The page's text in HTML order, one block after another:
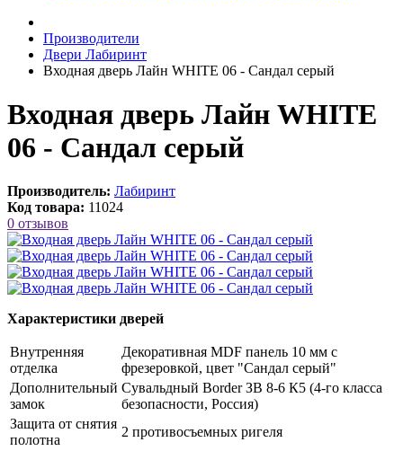
Производители
Двери Лабиринт
Входная дверь Лайн WHITE 06 - Сандал серый
Входная дверь Лайн WHITE
06 - Сандал серый
Производитель: Лабиринт
Код товара: 11024
0 отзывов
Характеристики дверей
Внутренняя
отделка
Декоративная MDF панель 10 мм с
фрезеровкой, цвет "Сандал серый"
Дополнительный
замок
Сувальдный Border ЗВ 8-6 К5 (4-го класса
безопасности, Россия)
Защита от снятия
полотна
2 противосъемных ригеля